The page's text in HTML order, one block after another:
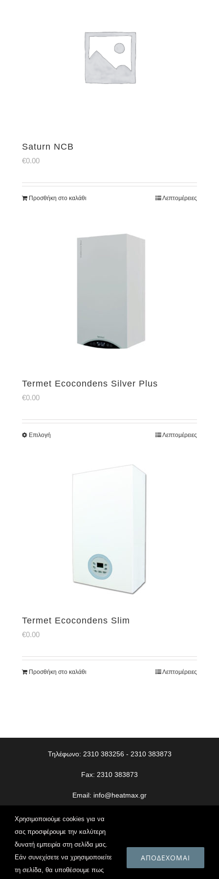
Saturn NCB
€0.00
Προσθήκη στο καλάθι Λεπτομέρειες
Termet Ecocondens Silver Plus
€0.00
Επιλογή Λεπτομέρειες
Termet Ecocondens Slim
€0.00
Προσθήκη στο καλάθι Λεπτομέρειες
Τηλέφωνο: 2310 383256 - 2310 383873
Fax: 2310 383873
Email: info@heatmax.gr
© Copyright
2026 | Heatmax | All Rights Reserved | Web
DesignVdesigns.gr
Πολιτική Απορρήτου
Χρησιμοποιούμε cookies για να
σας προσφέρουμε την καλύτερη
δυνατή εμπειρία στη σελίδα μας.
Εάν συνεχίσετε να χρησιμοποιείτε
τη σελίδα, θα υποθέσουμε πως
ΑΠΟΔΈΧΟΜΑΙ